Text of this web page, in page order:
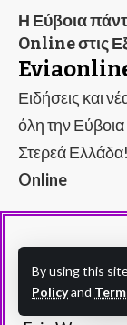
By using this
Policyand
Η Εύβοια
Online στις
Ειδήσεις και
όλη την Εύβοια
Στερεά Ελλάδα!
Online